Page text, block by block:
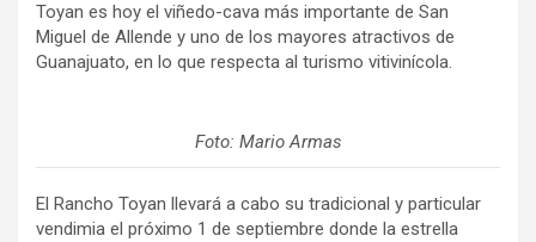
Toyan es hoy el viñedo-cava más importante de San
Miguel de Allende y uno de los mayores atractivos de
Guanajuato, en lo que respecta al turismo vitivinícola.
Foto: Mario Armas
El Rancho Toyan llevará a cabo su tradicional y particular
vendimia el próximo 1 de septiembre donde la estrella